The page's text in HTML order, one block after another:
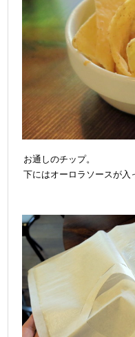
お通しのチップ。
下にはオーロラソースが入